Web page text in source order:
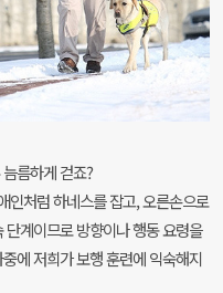
름하게 걷죠?
인처럼 하네스를 잡고, 오른손으로
계이므로 방향이나 행동 요령을
에 저희가 보행 훈련에 익숙해지